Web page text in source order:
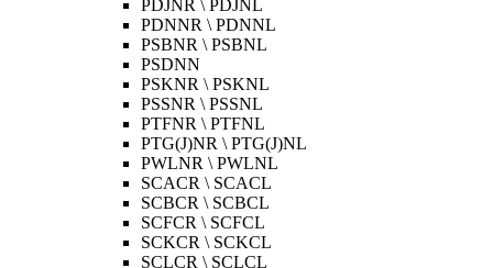
PDJNR \ PDJNL
PDNNR \ PDNNL
PSBNR \ PSBNL
PSDNN
PSKNR \ PSKNL
PSSNR \ PSSNL
PTFNR \ PTFNL
PTG(J)NR \ PTG(J)NL
PWLNR \ PWLNL
SCACR \ SCACL
SCBCR \ SCBCL
SCFCR \ SCFCL
SCKCR \ SCKCL
SCLCR \ SCLCL